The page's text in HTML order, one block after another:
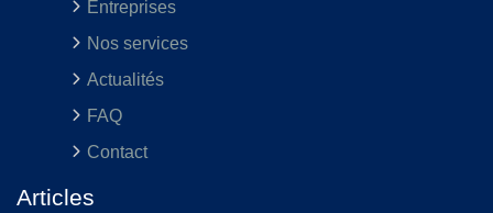
Entreprises
Nos services
Actualités
FAQ
Contact
Articles